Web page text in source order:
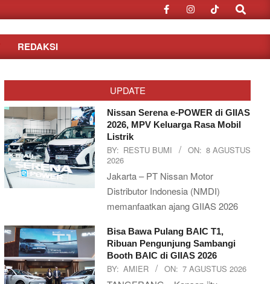
Search
REDAKSI
UPDATE
Nissan Serena e-POWER di GIIAS
2026, MPV Keluarga Rasa Mobil
Listrik
BY: RESTU BUMI ON: 8 AGUSTUS
2026
Jakarta – PT Nissan Motor
Distributor Indonesia (NMDI)
memanfaatkan ajang GIIAS 2026
Bisa Bawa Pulang BAIC T1,
Ribuan Pengunjung Sambangi
Booth BAIC di GIIAS 2026
BY: AMIER ON: 7 AGUSTUS 2026